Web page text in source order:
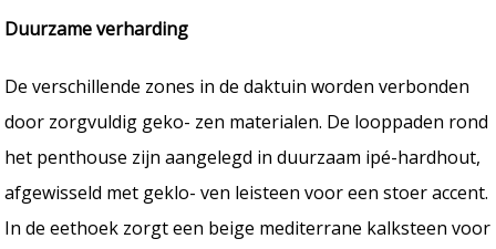
Duurzame verharding
De verschillende zones in de daktuin worden verbonden
door zorgvuldig geko- zen materialen. De looppaden rond
het penthouse zijn aangelegd in duurzaam ipé-hardhout,
afgewisseld met geklo- ven leisteen voor een stoer accent.
In de eethoek zorgt een beige mediterrane kalksteen voor